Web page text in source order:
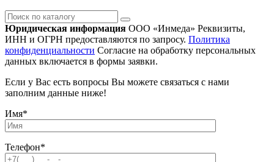
Поиск
по
каталогу
Юридическая информация ООО «Инмеда» Реквизиты,
ИНН и ОГРН предоставляются по запросу. Политика
конфиденциальности Согласие на обработку персональных
данных включается в формы заявки.
Если у Вас есть вопросы Вы можете связаться с нами
заполним данные ниже!
Имя*
Телефон*